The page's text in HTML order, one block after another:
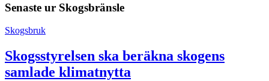
Senaste ur Skogsbränsle
Skogsbruk
Skogsstyrelsen ska beräkna skogens
samlade klimatnytta